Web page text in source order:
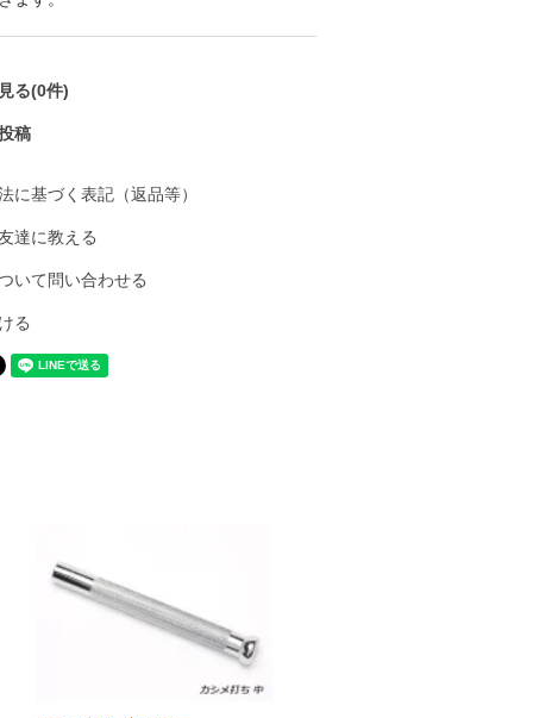
る(0件)
稿
に基づく表記（返品等）
達に教える
いて問い合わせる
る